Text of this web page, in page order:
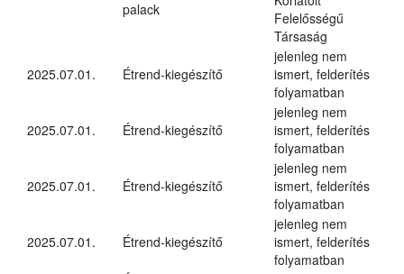
palack
Felelősségű
Társaság
2025.07.01. Étrend-kiegészítő
jelenleg nem
ismert, felderítés
folyamatban
2025.07.01. Étrend-kiegészítő
jelenleg nem
ismert, felderítés
folyamatban
2025.07.01. Étrend-kiegészítő
jelenleg nem
ismert, felderítés
folyamatban
2025.07.01. Étrend-kiegészítő
jelenleg nem
ismert, felderítés
folyamatban